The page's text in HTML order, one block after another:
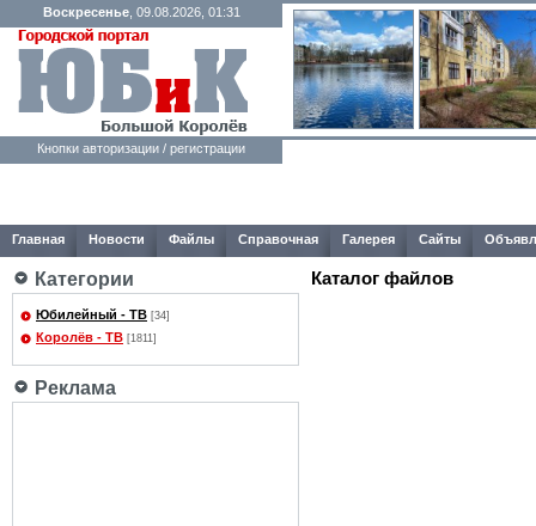
Воскресенье, 09.08.2026, 01:31
Кнопки авторизации / регистрации
Главная Новости Файлы Справочная Галерея Сайты
Категории
Юбилейный - ТВ [34]
Королёв - ТВ [1811]
Реклама
Каталог файлов